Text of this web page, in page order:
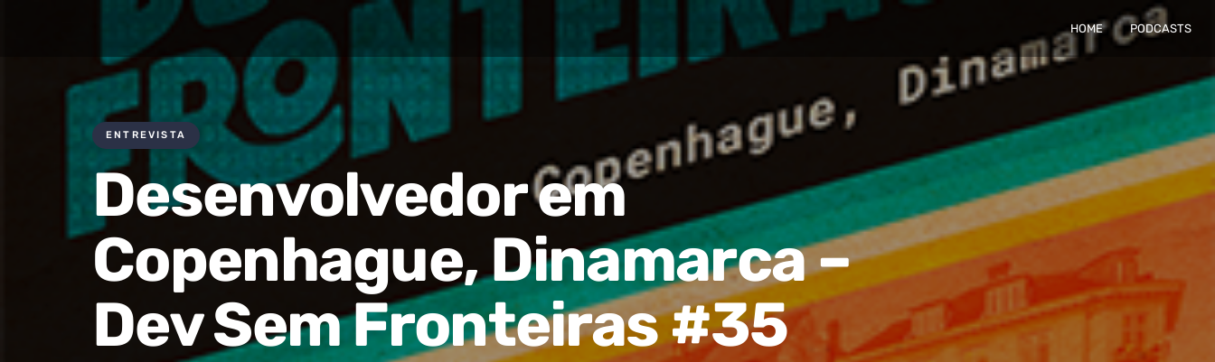
HOME PODCASTS
ENTREVISTA
Desenvolvedor em
Copenhague, Dinamarca –
Dev Sem Fronteiras #35